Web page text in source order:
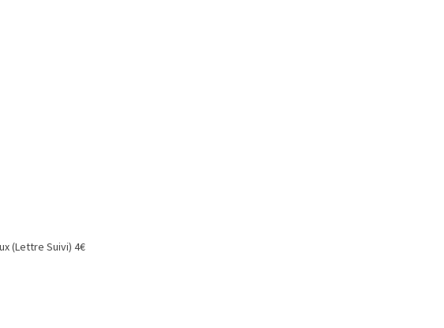
(Lettre Suivi) 4€